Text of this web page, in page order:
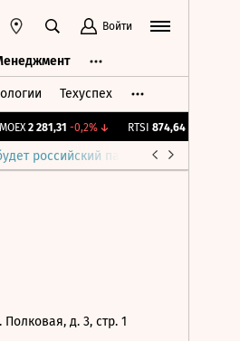
Войти
Техуспех
2 281,31 -0,2%↓ RTSI 874,64 -1,12%
российский парламент
Полковая, д. 3, стр. 1